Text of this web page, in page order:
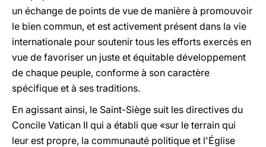
un échange de points de vue de manière à promouvoir
le bien commun, et est activement présent dans la vie
internationale pour soutenir tous les efforts exercés en
vue de favoriser un juste et équitable développement
de chaque peuple, conforme à son caractère
spécifique et à ses traditions.
En agissant ainsi, le Saint-Siège suit les directives du
Concile Vatican II qui a établi que «sur le terrain qui
leur est propre, la communauté politique et l'Église